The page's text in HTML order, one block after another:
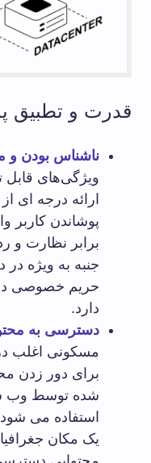
قدرت و تطبیق
ناشناس بودن
ارائه درجه ای
پوشاندن
برابر نظارت و
جنبه به ویژه
حریم خصوصی
دارد.
دسترسی به
مسکونی اغلب
برای دور زدن
شده توسط وب
یک مکان